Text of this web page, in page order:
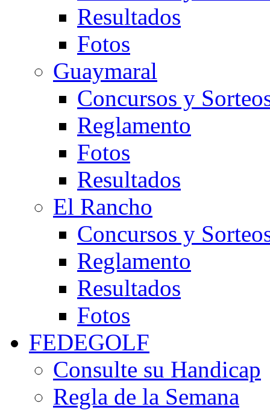
Resultados
Fotos
Guaymaral
Concursos y
Reglamento
Fotos
Resultados
El Rancho
Concursos y
Reglamento
Resultados
Fotos
FEDEGOLF
Consulte su Handicap
Regla de la Semana